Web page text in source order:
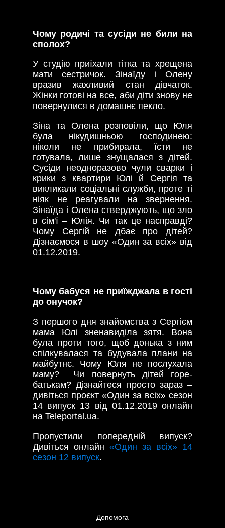
Чому родичі та сусіди не били на
сполох?
У студію приїхали тітка та хрещена
мати сестричок. Зінаїду і Олену
вразив жахливий стан дівчаток.
Жінки готові на все, аби діти знову не
повернулися в домашнє пекло.
Зіна та Олена розповіли, що Юля
була нікудишньою господинею:
ніколи не прибирала, їсти не
готувала, лише знущалася з дітей.
Сусіди неодноразово чули сварки і
крики з квартири Юлі й Сергія та
викликали соціальні служби, проте ті
ніяк не реагували на звернення.
Зінаїда і Олена стверджують, що зло
в сім'ї – Юлія. Чи так це насправді?
Чому Сергій не дбає про дітей?
Дізнаємося в шоу «Один за всіх» від
01.12.2019.
Чому бабуся не приїжджала в гості
до онучок?
З першого дня знайомства з Сергієм
мама Юлі зненавиділа зятя. Вона
була проти того, щоб донька з ним
спілкувалася та будувала плани на
майбутнє. Чому Юля не послухала
маму? Чи повернуть дітей горе-
батькам? Дізнайтеся просто зараз –
дивіться проєкт «Один за всіх» сезон
14 випуск 13 від 01.12.2019 онлайн
на Teleportal.ua.
Пропустили попередній випуск?
Дивіться онлайн «Один за всіх» 14
сезон 12 випуск.
Допомога